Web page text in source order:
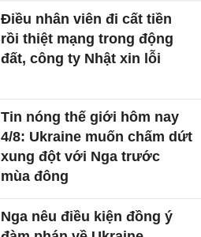
Điều nhân viên đi cất tiền
rồi thiệt mạng trong động
đất, công ty Nhật xin lỗi
Tin nóng thế giới hôm nay
4/8: Ukraine muốn chấm dứt
xung đột với Nga trước
mùa đông
Nga nêu điều kiện đồng ý